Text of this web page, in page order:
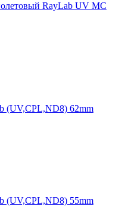
RayLab UV MC
(UV,CPL,ND8) 62mm
(UV,CPL,ND8) 55mm